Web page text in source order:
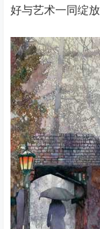
好与艺术一同绽放